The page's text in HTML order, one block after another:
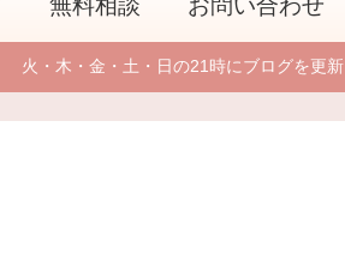
無料相談 お問い合わせ
火・木・金・土・日の21時にブログを更